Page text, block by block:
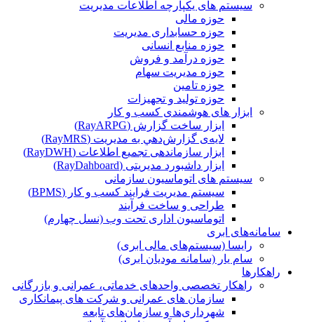
سیستم های یکپارچه اطلاعات مدیریت
حوزه مالی
حوزه حسابداری مدیریت
حوزه منابع انسانی
حوزه درآمد و فروش
حوزه مدیریت سهام
حوزه تامین
حوزه تولید و تجهیزات
ابزار های هوشمندی کسب و کار
ابزار ساخت گزارش (RayARPG)
لایه‌ی گزارش‌دهي به مديريت (RayMRS)
ابزار سازماندهی تجمیع اطلاعات (RayDWH)
ابزار داشبورد مدیریتی (RayDahboard)
سیستم های اتوماسیون سازمانی
سیستم مدیریت فرایند کسب و کار (BPMS)
طراحی و ساخت فرآیند
اتوماسیون اداری تحت وب (نسل چهارم)
سامانه‌های ابری
رایسا (سیستم‌های مالی ابری)
سام یار (سامانه مودیان ابری)
راهکارها
راهکار تخصصی واحدهای خدماتی، عمرانی و بازرگانی
سازمان های عمرانی و شرکت های پیمانکاری
شهرداری‌ها و سازمان‌های تابعه